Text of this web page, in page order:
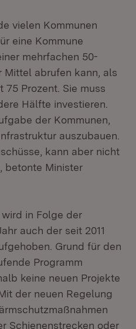
vielen Kommunen
eine Kommune
mehrfachen 50-
Mittel abrufen kann, als
75 Prozent. Sie muss
Hälfte investieren.
der Kommunen,
auszubauen.
kann aber nicht
betonte Minister
in Folge der
auch der seit 2011
Grund für den
Programm
keine neuen Projekte
der neuen Regelung
Schienenstrecken oder